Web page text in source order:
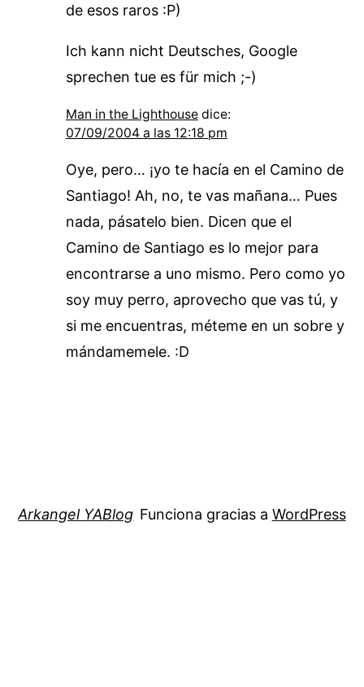
de esos raros :P)
Ich kann nicht Deutsches, Google
sprechen tue es für mich ;-)
Man in the Lighthouse dice:
07/09/2004 a las 12:18 pm
Oye, pero… ¡yo te hacía en el Camino de
Santiago! Ah, no, te vas mañana… Pues
nada, pásatelo bien. Dicen que el
Camino de Santiago es lo mejor para
encontrarse a uno mismo. Pero como yo
soy muy perro, aprovecho que vas tú, y
si me encuentras, méteme en un sobre y
mándamemele. :D
Arkangel YABlog Funciona gracias a WordPress